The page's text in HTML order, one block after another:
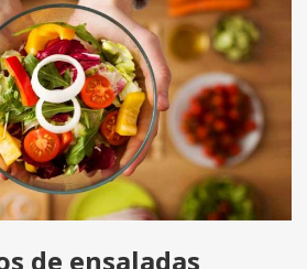
de ensaladas